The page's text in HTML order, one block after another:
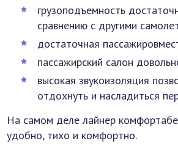
грузоподъемность
сравнению с другими
достаточная
пассажирский салон
высокая звукоизоляция
отдохнуть и насладиться
На самом деле лайнер
удобно, тихо и комфортно.